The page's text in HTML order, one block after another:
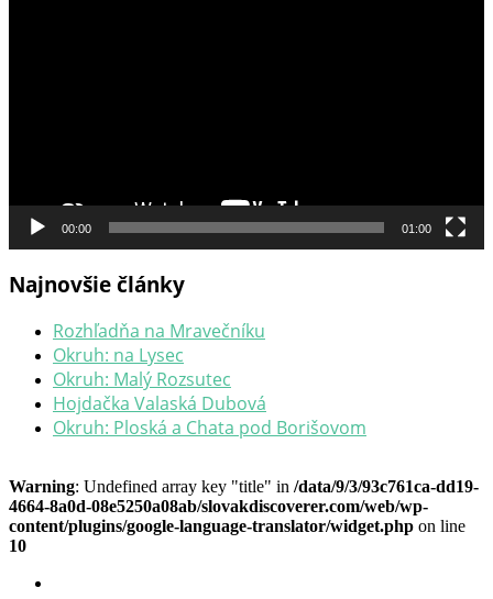
00:00 01:00
Najnovšie články
Rozhľadňa na Mravečníku
Okruh: na Lysec
Okruh: Malý Rozsutec
Hojdačka Valaská Dubová
Okruh: Ploská a Chata pod Borišovom
Warning: Undefined array key "title" in /data/9/3/93c761ca-dd19-
4664-8a0d-08e5250a08ab/slovakdiscoverer.com/web/wp-
content/plugins/google-language-translator/widget.php on line
10